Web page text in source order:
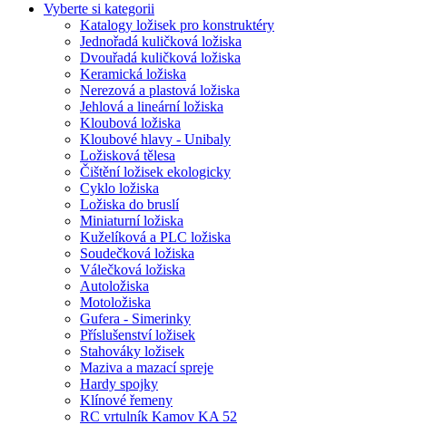
Vyberte si kategorii
Katalogy ložisek pro konstruktéry
Jednořadá kuličková ložiska
Dvouřadá kuličková ložiska
Keramická ložiska
Nerezová a plastová ložiska
Jehlová a lineární ložiska
Kloubová ložiska
Kloubové hlavy - Unibaly
Ložisková tělesa
Čištění ložisek ekologicky
Cyklo ložiska
Ložiska do bruslí
Miniaturní ložiska
Kuželíková a PLC ložiska
Soudečková ložiska
Válečková ložiska
Autoložiska
Motoložiska
Gufera - Simerinky
Příslušenství ložisek
Stahováky ložisek
Maziva a mazací spreje
Hardy spojky
Klínové řemeny
RC vrtulník Kamov KA 52